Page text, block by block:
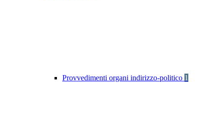
Provvedimenti organi indirizzo-politico 1